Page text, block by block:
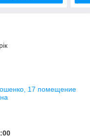
17 помещение